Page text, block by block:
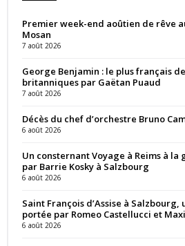
Premier week-end aoûtien de rêve
Mosan
7 août 2026
George Benjamin : le plus français
britanniques par Gaëtan Puaud
7 août 2026
Décès du chef d’orchestre Bruno
6 août 2026
Un consternant Voyage à Reims à
par Barrie Kosky à Salzbourg
6 août 2026
Saint François d’Assise à Salzbourg,
portée par Romeo Castellucci et
6 août 2026